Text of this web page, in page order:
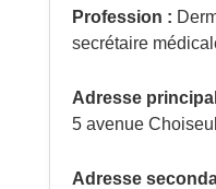
Profession :
secrétaire
Adresse
5 avenue
Adresse